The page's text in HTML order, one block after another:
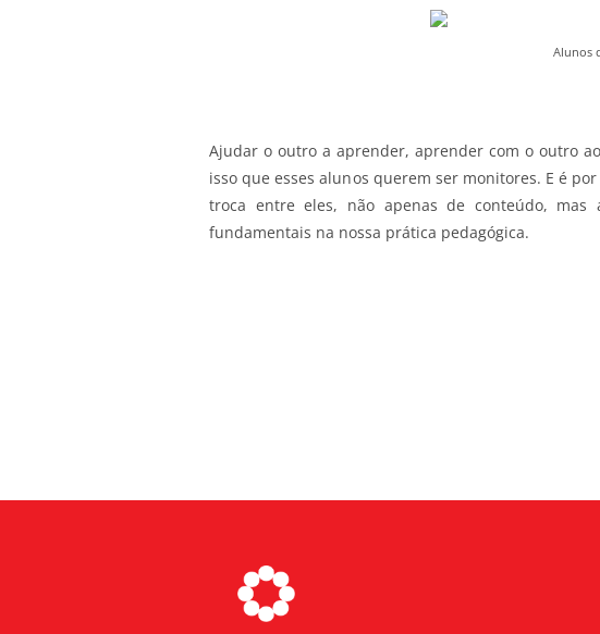
Alunos
Ajudar o outro a aprender, aprender com o outro
isso que esses alunos querem ser monitores. E é
troca entre eles, não apenas de conteúdo,
fundamentais na nossa prática pedagógica.